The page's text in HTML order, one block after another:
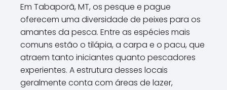
Em Tabaporã, MT, os pesque e pague
oferecem uma diversidade de peixes para os
amantes da pesca. Entre as espécies mais
comuns estão o tilápia, a carpa e o pacu, que
atraem tanto iniciantes quanto pescadores
experientes. A estrutura desses locais
geralmente conta com áreas de lazer,